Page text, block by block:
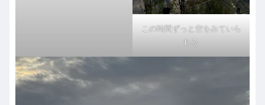
この時間ずっと空をみていら
れる